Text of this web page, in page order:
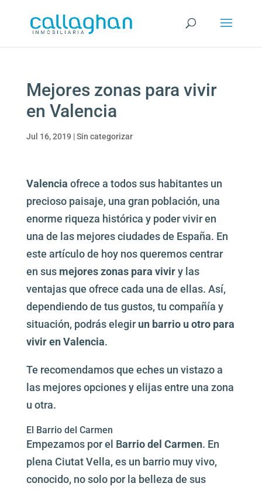
Mejores zonas para vivir
en Valencia
Jul 16, 2019 |Sin categorizar
Valencia ofrece a todos sus habitantes un
precioso paisaje, una gran población, una
enorme riqueza histórica y poder vivir en
una de las mejores ciudades de España. En
este artículo de hoy nos queremos centrar
en sus mejores zonas para viviry las
ventajas que ofrece cada una de ellas. Así,
dependiendo de tus gustos, tu compañía y
situación, podrás elegir un barrio u otro para
vivir en Valencia.
Te recomendamos que eches un vistazo a
las mejores opciones y elijas entre una zona
u otra.
El Barrio del Carmen
Empezamos por el Barrio del Carmen. En
plena Ciutat Vella, es un barrio muy vivo,
conocido, no solo por la belleza de sus